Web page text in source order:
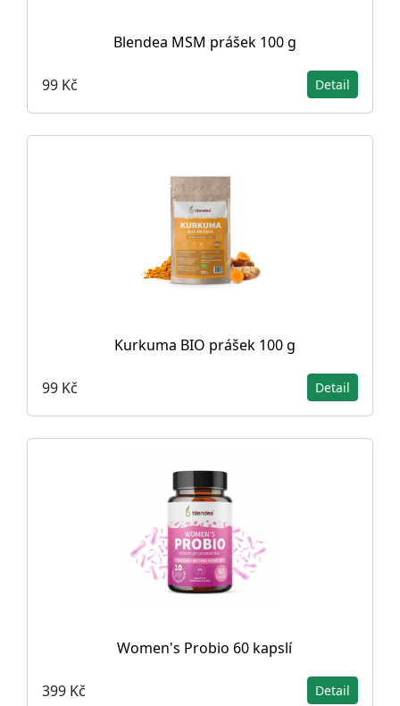
Blendea MSM prášek 100 g
99 Kč Detail
Kurkuma BIO prášek 100 g
99 Kč Detail
Women's Probio 60 kapslí
399 Kč Detail